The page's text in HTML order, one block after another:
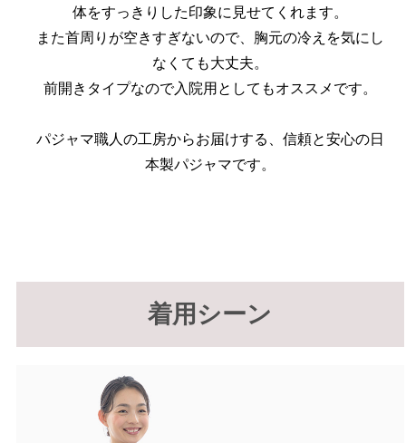
体をすっきりした印象に見せてくれます。
また首周りが空きすぎないので、胸元の冷えを気にし
なくても大丈夫。
前開きタイプなので入院用としてもオススメです。
パジャマ職人の工房からお届けする、信頼と安心の日
本製パジャマです。
着用シーン